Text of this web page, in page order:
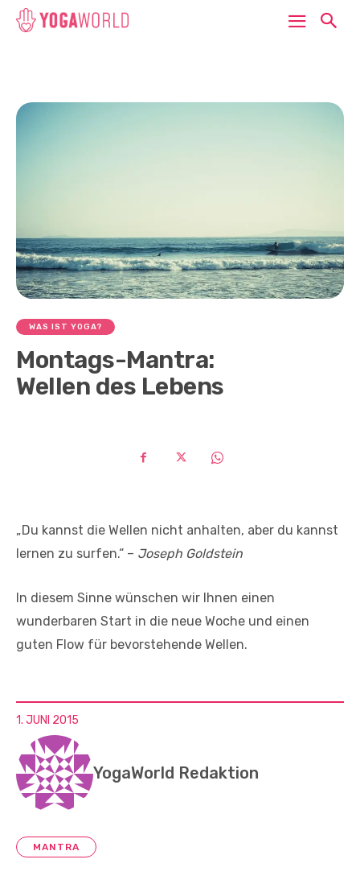
WAS IST YOGA?
Montags-Mantra:
Wellen des Lebens
„Du kannst die Wellen nicht anhalten, aber du kannst
lernen zu surfen.“ – Joseph Goldstein
In diesem Sinne wünschen wir Ihnen einen
wunderbaren Start in die neue Woche und einen
guten Flow für bevorstehende Wellen.
1. JUNI 2015
YogaWorld Redaktion
MANTRA